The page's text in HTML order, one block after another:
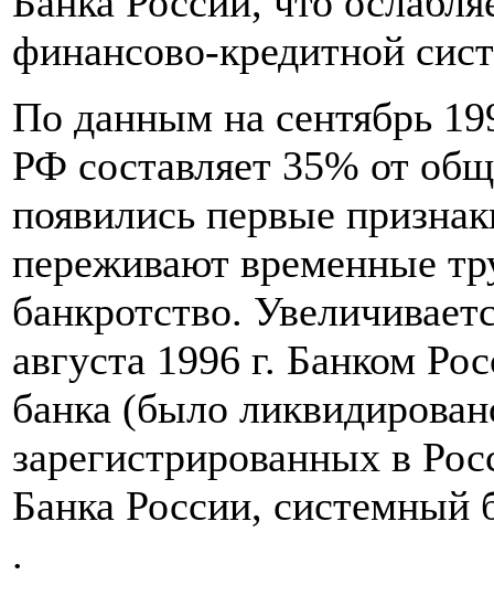
финансово-кредитной
По данным на сентябрь
РФ составляет 35% от
появились первые
переживают временные
банкротство.
августа 1996 г. Банком
банка (было
зарегистрированных в
Банка России, системный
.